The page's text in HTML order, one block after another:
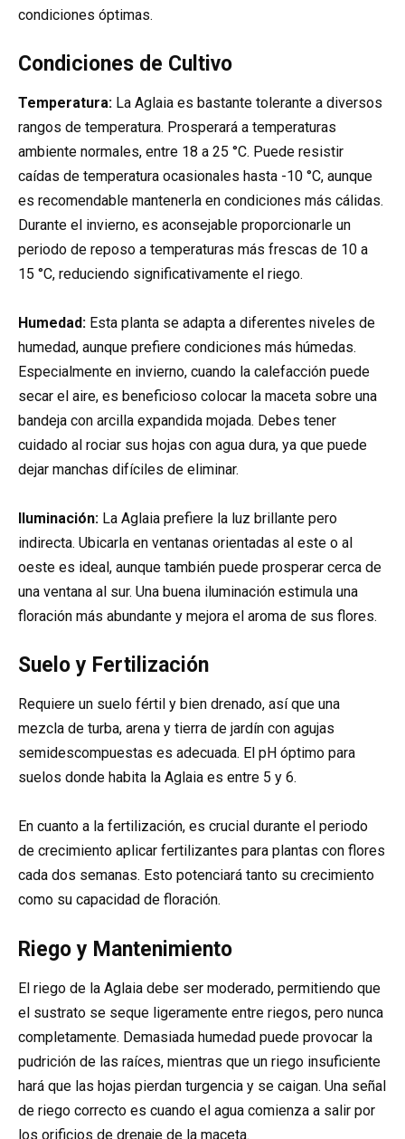
condiciones óptimas.
Condiciones de Cultivo
Temperatura: La Aglaia es bastante tolerante a diversos
rangos de temperatura. Prosperará a temperaturas
ambiente normales, entre 18 a 25 °C. Puede resistir
caídas de temperatura ocasionales hasta -10 °C, aunque
es recomendable mantenerla en condiciones más cálidas.
Durante el invierno, es aconsejable proporcionarle un
periodo de reposo a temperaturas más frescas de 10 a
15 °C, reduciendo significativamente el riego.
Humedad: Esta planta se adapta a diferentes niveles de
humedad, aunque prefiere condiciones más húmedas.
Especialmente en invierno, cuando la calefacción puede
secar el aire, es beneficioso colocar la maceta sobre una
bandeja con arcilla expandida mojada. Debes tener
cuidado al rociar sus hojas con agua dura, ya que puede
dejar manchas difíciles de eliminar.
Iluminación: La Aglaia prefiere la luz brillante pero
indirecta. Ubicarla en ventanas orientadas al este o al
oeste es ideal, aunque también puede prosperar cerca de
una ventana al sur. Una buena iluminación estimula una
floración más abundante y mejora el aroma de sus flores.
Suelo y Fertilización
Requiere un suelo fértil y bien drenado, así que una
mezcla de turba, arena y tierra de jardín con agujas
semidescompuestas es adecuada. El pH óptimo para
suelos donde habita la Aglaia es entre 5 y 6.
En cuanto a la fertilización, es crucial durante el periodo
de crecimiento aplicar fertilizantes para plantas con flores
cada dos semanas. Esto potenciará tanto su crecimiento
como su capacidad de floración.
Riego y Mantenimiento
El riego de la Aglaia debe ser moderado, permitiendo que
el sustrato se seque ligeramente entre riegos, pero nunca
completamente. Demasiada humedad puede provocar la
pudrición de las raíces, mientras que un riego insuficiente
hará que las hojas pierdan turgencia y se caigan. Una señal
de riego correcto es cuando el agua comienza a salir por
los orificios de drenaje de la maceta.